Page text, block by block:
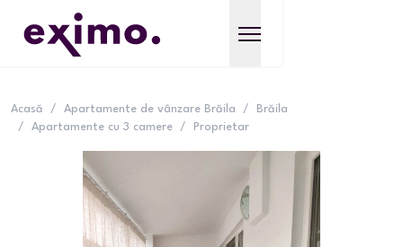
Acasă / Apartamente de vânzare Brăila /
Brăila
/
Apartamente cu 3 camere / Proprietar